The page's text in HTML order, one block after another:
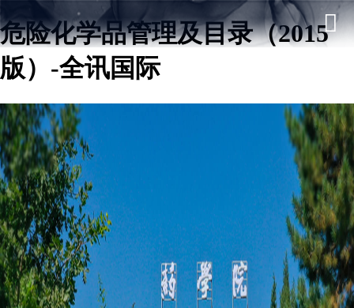
危险化学品管理及目录（2015
版）-全讯国际